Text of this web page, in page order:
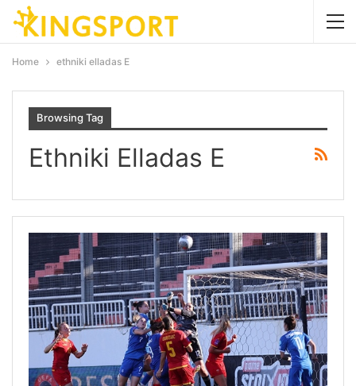
Home ethniki elladas Ε
Browsing Tag
Ethniki Elladas Ε